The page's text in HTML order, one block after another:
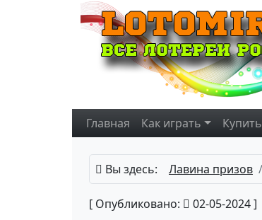
Главная Как играть Купить
Вы здесь: Лавина призов
[ Опубликовано: 02-05-2024 ]